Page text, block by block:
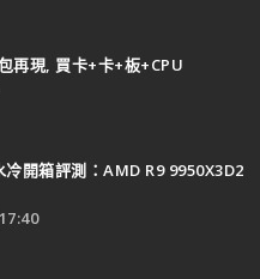
再現, 買卡+卡+板+CPU
開箱評測：AMD R9 9950X3D2